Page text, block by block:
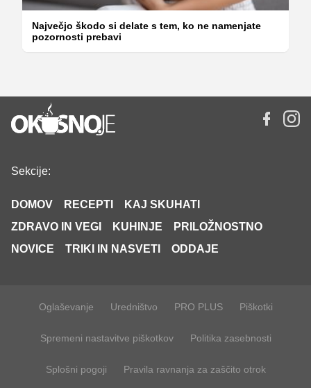
Največjo škodo si delate s tem, ko ne namenjate
pozornosti prebavi
Sekcije:
DOMOV RECEPTI
KAJ SKUHATI
ZDRAVO IN VEGI
KUHINJE
PRILOŽNOSTNO
NOVICE
TRIKI IN NASVETI ODDAJE
Oglaševanje Uredništvo PRO PLUS Piškotki
Spremeni nastavitve piškotkov Politika zasebnosti
Splošni pogoji Pravila ravnanja za zaščito otrok